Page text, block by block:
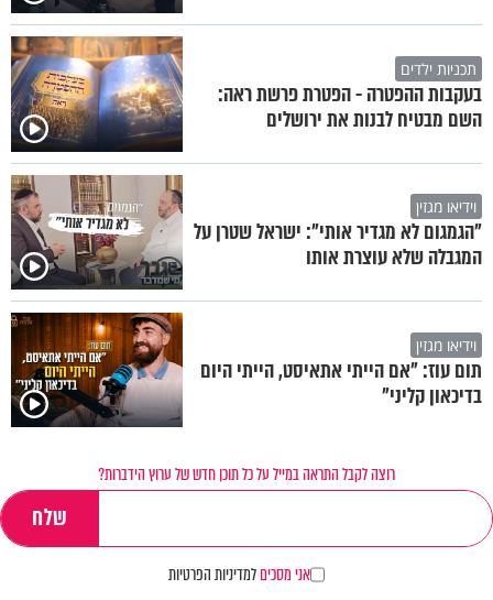
תכניות ילדים
בעקבות ההפטרה - הפטרת פרשת ראה:
השם מבטיח לבנות את ירושלים
וידיאו מגזין
"הגמגום לא מגדיר אותי": ישראל שטרן על
המגבלה שלא עוצרת אותו
וידיאו מגזין
תום עוז: "אם הייתי אתאיסט, הייתי היום
בדיכאון קליני"
רוצה לקבל התראה במייל על כל תוכן חדש של ערוץ הידברות?
אני מסכיםלמדיניות הפרטיות